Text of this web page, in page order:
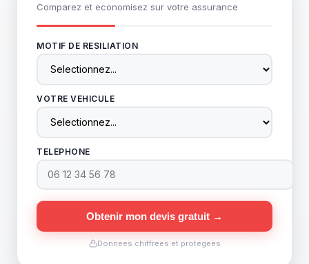
Comparez et economisez sur votre assurance
MOTIF DE RESILIATION
VOTRE VEHICULE
TELEPHONE
Obtenir mon devis gratuit →
Donnees chiffrees et protegees